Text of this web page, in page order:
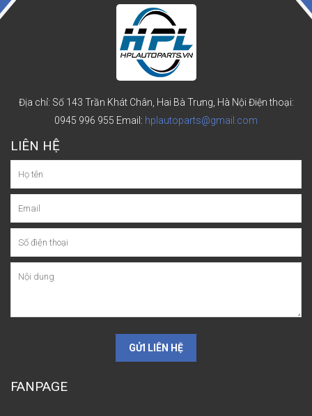
Địa chỉ: Số 143 Trần Khát Chân, Hai Bà Trưng, Hà Nội Điện thoại:
0945 996 955 Email: hplautoparts@gmail.com
LIÊN HỆ
GỬI LIÊN HỆ
FANPAGE